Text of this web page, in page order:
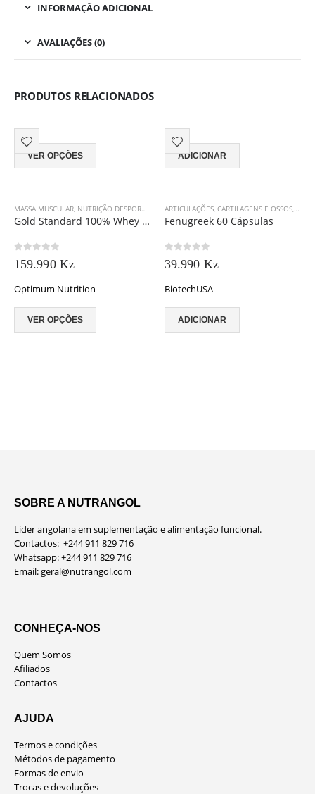
INFORMAÇÃO ADICIONAL
AVALIAÇÕES (0)
PRODUTOS RELACIONADOS
VER OPÇÕES
This product has multiple variants. The options may be chosen on the product page
MASSA MUSCULAR NUTRIÇÃO DESPORTIVA OPTIMUM NUTRITION, PÓS-TREINO,
Gold Standard 100% Whey 2240 g
159.990 Kz
Optimum Nutrition
VER OPÇÕES
This product has multiple variants. The options may be chosen on the product page
ADICIONAR
ARTICULAÇÕES, CARTILAGENS E OSSOS
Fenugreek 60 Cápsulas
39.990 Kz
BiotechUSA
ADICIONAR
SOBRE A NUTRANGOL
Lider angolana em suplementação e alimentação funcional.
Contactos: +244 911 829 716
Whatsapp: +244 911 829 716
Email:geral@nutrangol.com
CONHEÇA-NOS
Quem Somos
Afiliados
Contactos
AJUDA
Termos e condições
Métodos de pagamento
Formas de envio
Trocas e devoluções